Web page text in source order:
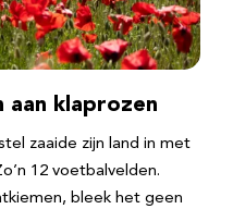
aan klaprozen
zaaide zijn land in met
12 voetbalvelden.
bleek het geen